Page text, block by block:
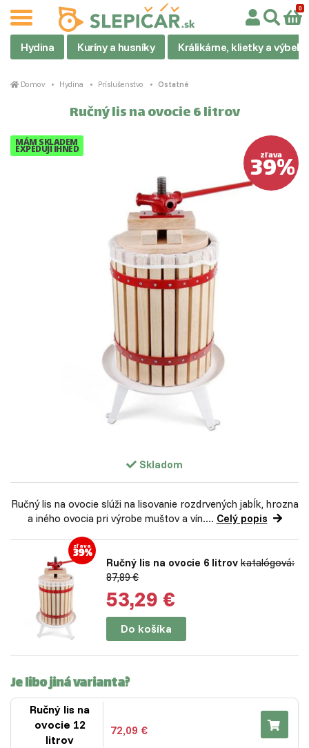
Hydina Kuríny a husníky Králikárne, klietky a výbehy
Domov Hydina Príslušenstvo Ostatné
Ručný lis na ovocie 6 litrov
zľava
39%
MÁM SKLADEM
EXPEDUJI IHNED
Skladom
Ručný lis na ovocie slúži na lisovanie rozdrvených jabĺk, hrozna
a iného ovocia pri výrobe muštov a vín.... Celý popis
zľava
39%
Ručný lis na ovocie 6 litrovkatalógová:
87,89 €
53,29 €
Do košíka
Je libo jiná varianta?
Ručný lis na
ovocie 12
litrov
72,09 €